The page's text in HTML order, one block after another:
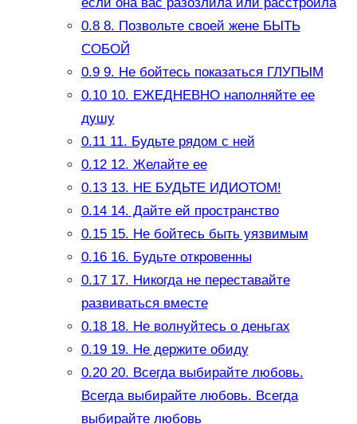
0.88. Позвольте своей жене БЫТЬ
СОБОЙ
0.99. Не бойтесь показаться ГЛУПЫМ
0.1010. ЕЖЕДНЕВНО наполняйте ее
душу
0.1111. Будьте рядом с ней
0.1212. Желайте ее
0.1313. НЕ БУДЬТЕ ИДИОТОМ!
0.1414. Дайте ей пространство
0.1515. Не бойтесь быть уязвимым
0.1616. Будьте откровенны
0.1717. Никогда не переставайте
развиваться вместе
0.1818. Не волнуйтесь о деньгах
0.1919. Не держите обиду
0.2020. Всегда выбирайте любовь.
Всегда выбирайте любовь. Всегда
выбирайте любовь